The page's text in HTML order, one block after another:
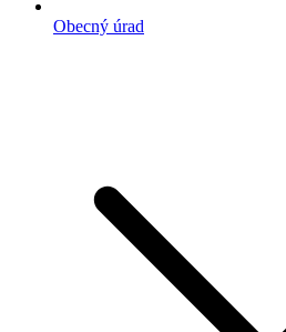
Obecný úrad